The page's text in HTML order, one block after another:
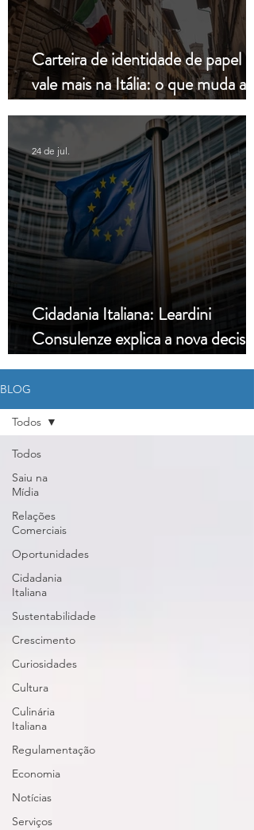
Carteira de identidade de papel
vale mais na Itália: o que muda a
Cidadania Italiana: Leardini
Consulenze explica a nova decisão
da Corte Constitucional
24 de jul.
BLOG
Todos
Saiu na
Mídia
Relações
Comerciais
Oportunidades
Cidadania
Italiana
Sustentabilidade
Crescimento
Curiosidades
Cultura
Culinária
Italiana
Regulamentação
Economia
Notícias
Serviços
Todos